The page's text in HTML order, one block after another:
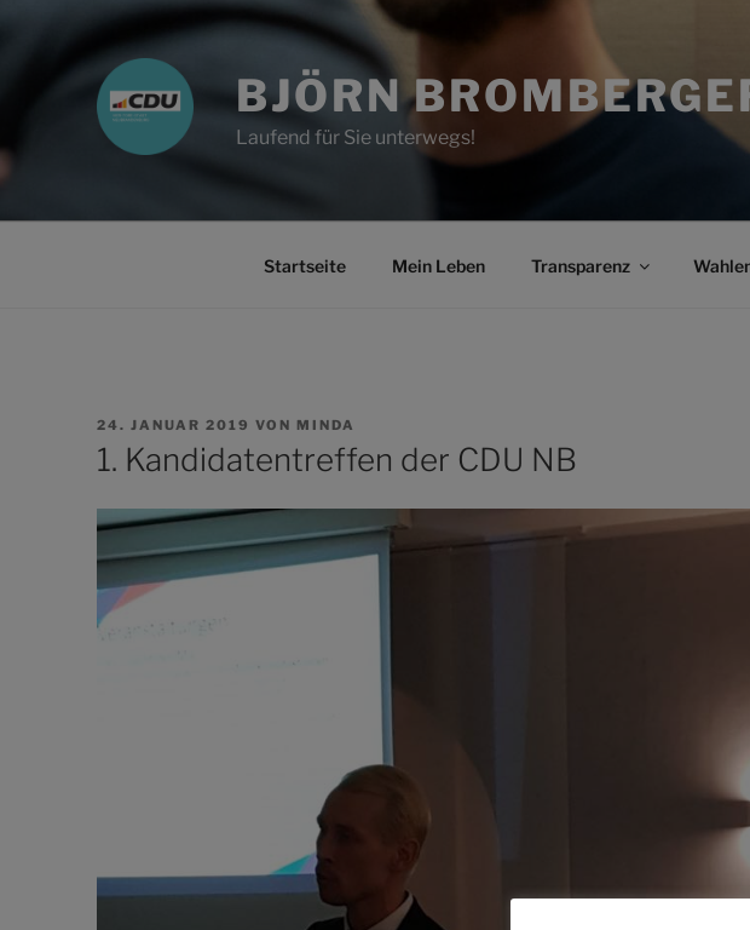
springen
BJÖRN
Laufend für Sie unterwegs!
Startseite Mein Leben Transparenz
VERÖFFENTLICHT
AM
24. JANUAR 2019 VON MINDA
1. Kandidatentreffen der CDU NB